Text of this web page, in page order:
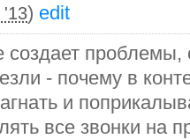
'13) edit
создает проблемы,
- почему в
и
все звонки на